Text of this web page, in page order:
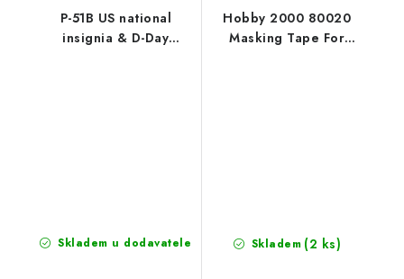
P-51B US national
insignia & D-Day
Skladem u dodavatele
Hobby 2000 80020
Masking Tape For
Skladem (2 ks)